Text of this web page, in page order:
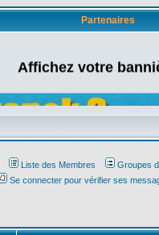
Partenaires
Affichez votre
Liste des Membres Groupes
Se connecter pour vérifier ses